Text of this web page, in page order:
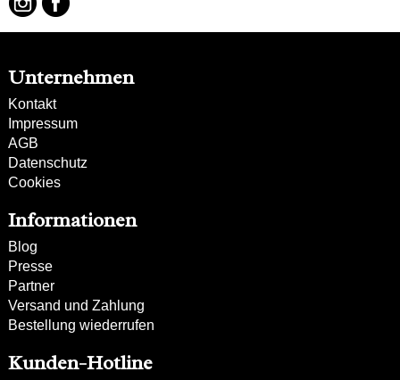
Unternehmen
Kontakt
Impressum
AGB
Datenschutz
Cookies
Informationen
Blog
Presse
Partner
Versand und Zahlung
Bestellung wiederrufen
Kunden-Hotline